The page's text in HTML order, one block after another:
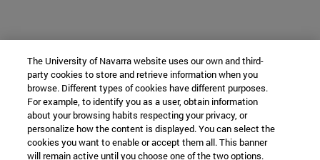
The University of Navarra website uses our own and third-
party cookies to store and retrieve information when you
browse. Different types of cookies have different purposes.
For example, to identify you as a user, obtain information
about your browsing habits respecting your privacy, or
personalize how the content is displayed. You can select the
cookies you want to enable or accept them all. This banner
will remain active until you choose one of the two options.